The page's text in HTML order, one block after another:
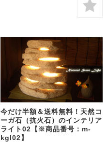
今だけ半額＆送料無料！天然コ
ーガ石（抗火石）のインテリア
ライト02【※商品番号：m-
kgl02】